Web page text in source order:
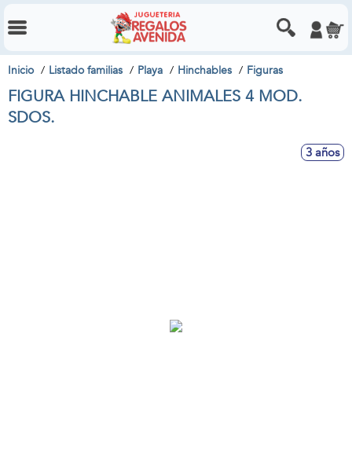
Inicio Listado familias Playa Hinchables Figuras
FIGURA HINCHABLE ANIMALES 4 MOD.
SDOS.
3 años